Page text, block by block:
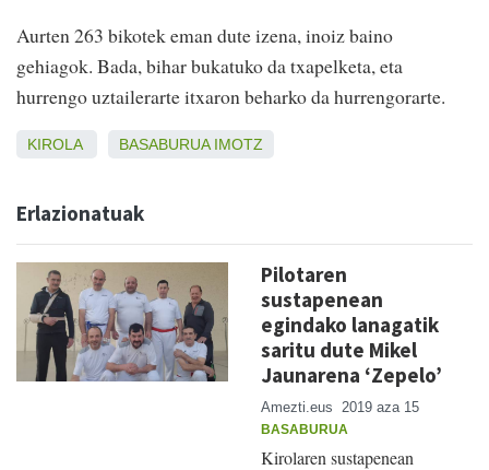
Aurten 263 bikotek eman dute izena, inoiz baino
gehiagok. Bada, bihar bukatuko da txapelketa, eta
hurrengo uztailerarte itxaron beharko da hurrengorarte.
KIROLA BASABURUA IMOTZ
Erlazionatuak
Pilotaren
sustapenean
egindako lanagatik
saritu dute Mikel
Jaunarena ‘Zepelo’
Amezti.eus 2019 aza 15
BASABURUA
Kirolaren sustapenean